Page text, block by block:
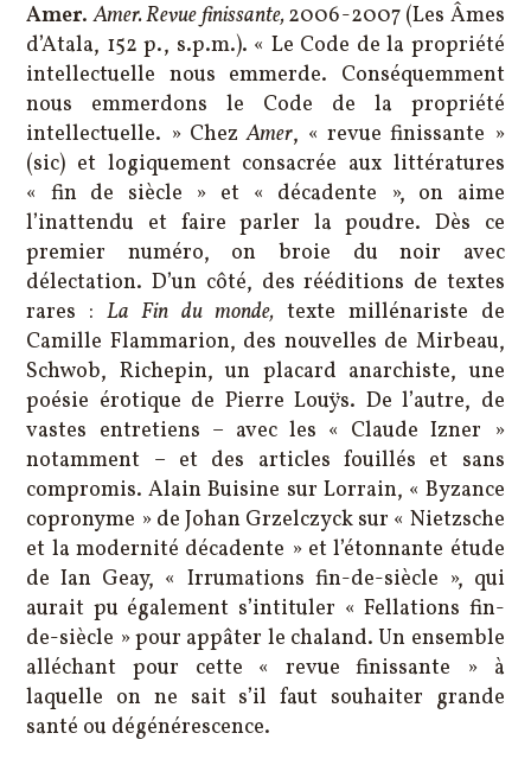
Amer.Amer. Revue finissante,2006-2007 (Les Âmes
d’Atala, 152 p., s.p.m.). « Le Code de la propriété
intellectuelle nous emmerde. Conséquemment
nous emmerdons le Code de la propriété
intellectuelle. » ChezAmer, « revue finissante »
(sic) et logiquement consacrée aux littératures
« fin de siècle » et « décadente », on aime
l’inattendu et faire parler la poudre. Dès ce
premier numéro, on broie du noir avec
délectation. D’un côté, des rééditions de textes
rares :La Fin du monde,texte millénariste de
Camille Flammarion, des nouvelles de Mirbeau,
Schwob, Richepin, un placard anarchiste, une
poésie érotique de Pierre Louÿs. De l’autre, de
vastes entretiens – avec les « Claude Izner »
notamment – et des articles fouillés et sans
compromis. Alain Buisine sur Lorrain, « Byzance
copronyme » de Johan Grzelczyck sur « Nietzsche
et la modernité décadente » et l’étonnante étude
de Ian Geay, « Irrumations fin-de-siècle », qui
aurait pu également s’intituler « Fellations fin-
de-siècle » pour appâter le chaland. Un ensemble
alléchant pour cette « revue finissante » à
laquelle on ne sait s’il faut souhaiter grande
santé ou dégénérescence.